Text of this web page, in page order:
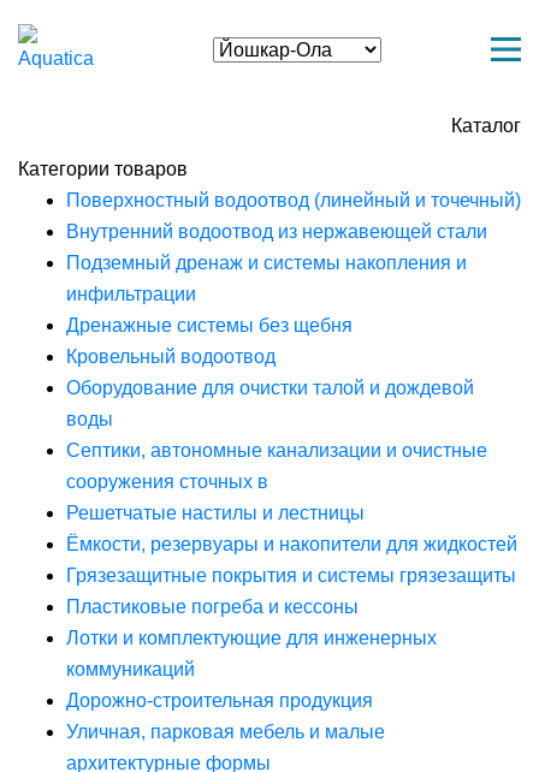
Каталог
Категории товаров
Поверхностный водоотвод (линейный и точечный)
Внутренний водоотвод из нержавеющей стали
Подземный дренаж и системы накопления и
инфильтрации
Дренажные системы без щебня
Кровельный водоотвод
Оборудование для очистки талой и дождевой
воды
Септики, автономные канализации и очистные
сооружения сточных в
Решетчатые настилы и лестницы
Ёмкости, резервуары и накопители для жидкостей
Грязезащитные покрытия и системы грязезащиты
Пластиковые погреба и кессоны
Лотки и комплектующие для инженерных
коммуникаций
Дорожно-строительная продукция
Уличная, парковая мебель и малые
архитектурные формы